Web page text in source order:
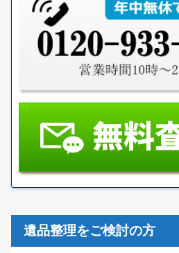
遺品整理をご検討の方